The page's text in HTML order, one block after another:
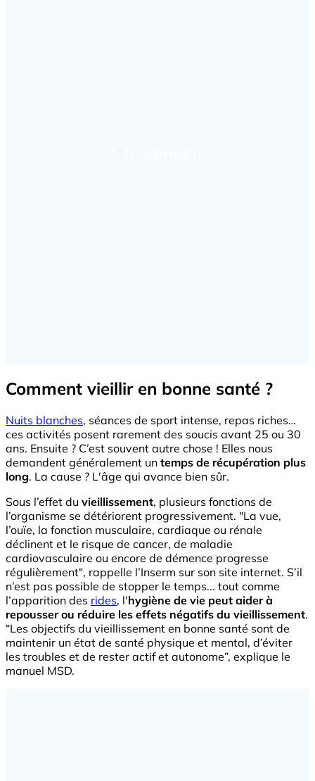
Comment vieillir en bonne santé ?
Nuits blanches, séances de sport intense, repas riches…
ces activités posent rarement des soucis avant 25 ou 30
ans. Ensuite ? C’est souvent autre chose ! Elles nous
demandent généralement un temps de récupération plus
long. La cause ? L'âge qui avance bien sûr.
Sous l’effet du vieillissement, plusieurs fonctions de
l’organisme se détériorent progressivement. "La vue,
l’ouïe, la fonction musculaire, cardiaque ou rénale
déclinent et le risque de cancer, de maladie
cardiovasculaire ou encore de démence progresse
régulièrement", rappelle l’Inserm sur son site internet. S’il
n’est pas possible de stopper le temps... tout comme
l’apparition des rides, l'hygiène de vie peut aider à
repousser ou réduire les effets négatifs du vieillissement.
“Les objectifs du vieillissement en bonne santé sont de
maintenir un état de santé physique et mental, d’éviter
les troubles et de rester actif et autonome”, explique le
manuel MSD.